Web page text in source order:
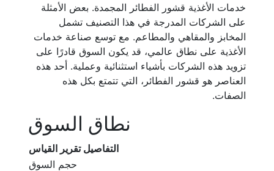
خدمات الأغذية قشور الفطائر المجمدة. بعض الأمثلة
على الشركات المدرجة في هذا التصنيف تشمل
المخابز والمقاهي والمطاعم. مع توسع صناعة خدمات
الأغذية على نطاق عالمي، قد يكون السوق قادرًا على
تزويد هذه الشركات بأشياء استثنائية وعملية. أحد هذه
العناصر هو قشور الفطائر، التي تتمتع بكل هذه
الصفات.
نطاق السوق
تقرير القياس التفاصيل
حجم السوق